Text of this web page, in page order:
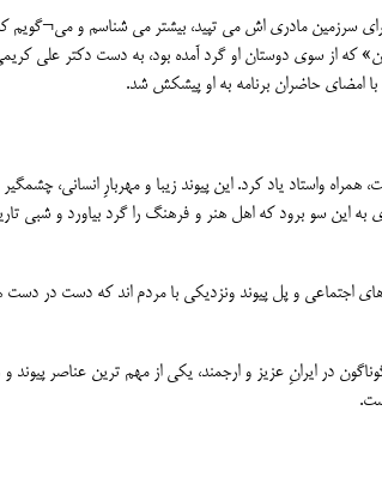
سرزمین مادری اش می تپید، بیشتر می شناسم و می¬گویم
که از سوی دوستان او گرد آمده بود، به دست دکتر علی
با امضای حاضران برنامه به او پیشکش شد.
واستاد یاد کرد. این پیوند زیبا و مهربارِ انسانی،
این سو برود که اهل هنر و فرهنگ را گرد بیاورد و شبی
اجتماعی و پل پیوند ونزدیکی با مردم اند که دست در دست
در ایرانِ عزیز و ارجمند، یکی از مهم ترین عناصر پیوند و